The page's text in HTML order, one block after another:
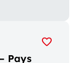
Pays